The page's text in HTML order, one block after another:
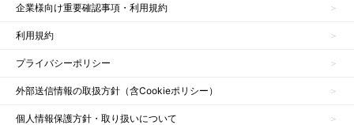
企業様向け重要確認事項・利用規約
利用規約
プライバシーポリシー
外部送信情報の取扱方針（含Cookieポリシー）
個人情報保護方針・取り扱いについて